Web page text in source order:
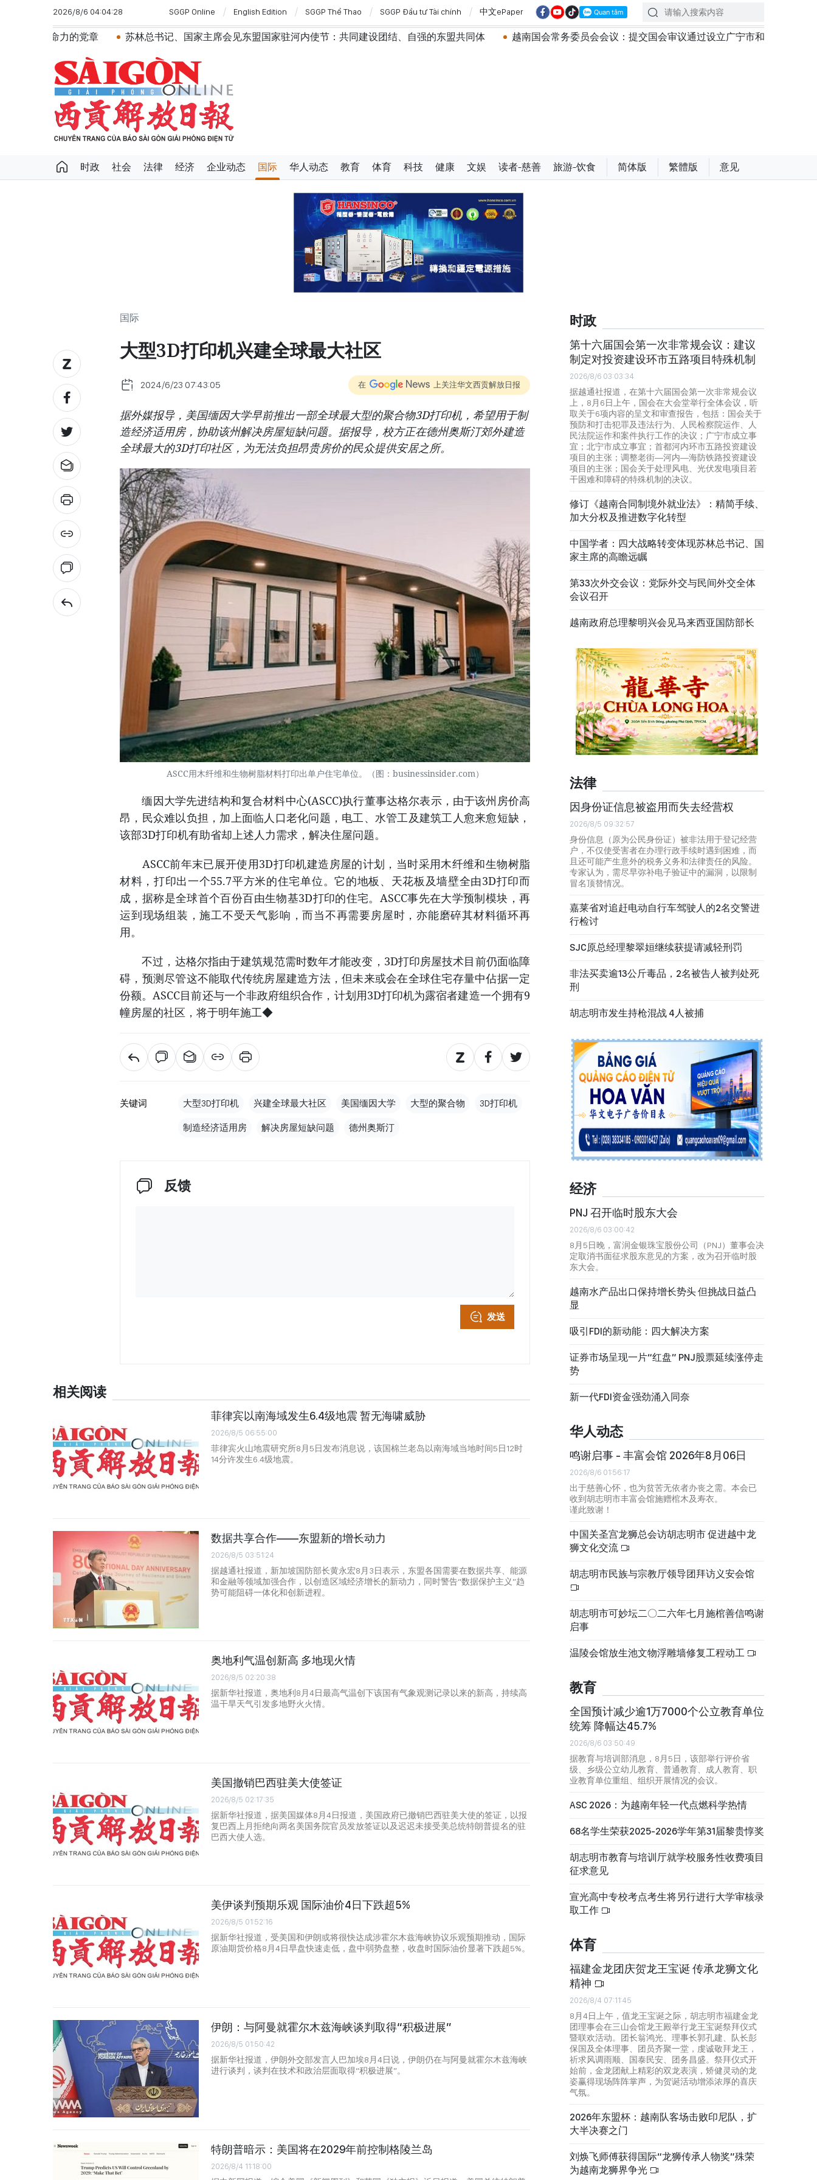
2026/8/6 04:04:28 SGGP Online English Edition SGGP Thể Thao SGGP Đầu tư Tài chính 中文ePaper
苏林总书记、国家主席会见东盟国家驻河内使节：共同建设团结、自强的东盟共同体 越南国会常务委员会会议：提交国会审议通过设立广宁市和北宁市《决议》
时政 社会 法律 经济 企业动态 国际 华人动态 教育 体育 科技 健康 文娱 读者-慈善 旅游-饮食 简体版 繁體版 意见
国际
大型3D打印机兴建全球最大社区
2024/6/23 07:43:05 在 上关注华文西贡解放日报
据外媒报导，美国缅因大学早前推出一部全球最大型的聚合物3D打印机，希望用于制
造经济适用房，协助该州解决房屋短缺问题。据报导，校方正在德州奥斯汀郊外建造
全球最大的3D打印社区，为无法负担昂贵房价的民众提供安居之所。
ASCC用木纤维和生物树脂材料打印出单户住宅单位。（图：businessinsider.com）
缅因大学先进结构和复合材料中心(ASCC)执行董事达格尔表示，由于该州房价高
昂，民众难以负担，加上面临人口老化问题，电工、水管工及建筑工人愈来愈短缺，
该部3D打印机有助省却上述人力需求，解决住屋问题。
ASCC前年末已展开使用3D打印机建造房屋的计划，当时采用木纤维和生物树脂
材料，打印出一个55.7平方米的住宅单位。它的地板、天花板及墙壁全由3D打印而
成，据称是全球首个百份百由生物基3D打印的住宅。ASCC事先在大学预制模块，再
运到现场组装，施工不受天气影响，而当不再需要房屋时，亦能磨碎其材料循环再
用。
不过，达格尔指由于建筑规范需时数年才能改变，3D打印房屋技术目前仍面临障
碍，预测尽管这不能取代传统房屋建造方法，但未来或会在全球住宅存量中佔据一定
份额。ASCC目前还与一个非政府组织合作，计划用3D打印机为露宿者建造一个拥有9
幢房屋的社区，将于明年施工◆
关键词 大型3D打印机 兴建全球最大社区 美国缅因大学 大型的聚合物 3D打印机
制造经济适用房 解决房屋短缺问题 德州奥斯汀
反馈
发送
相关阅读
菲律宾以南海域发生6.4级地震 暂无海啸威胁
2026/8/5 06:55:00
菲律宾火山地震研究所8月5日发布消息说，该国棉兰老岛以南海域当地时间5日12时
14分许发生6.4级地震。
数据共享合作——东盟新的增长动力
2026/8/5 03:51:24
据越通社报道，新加坡国防部长黄永宏8月3日表示，东盟各国需要在数据共享、能源
和金融等领域加强合作，以创造区域经济增长的新动力，同时警告“数据保护主义”趋
势可能阻碍一体化和创新进程。
奥地利气温创新高 多地现火情
2026/8/5 02:20:38
据新华社报道，奥地利8月4日最高气温创下该国有气象观测记录以来的新高，持续高
温干旱天气引发多地野火火情。
美国撤销巴西驻美大使签证
2026/8/5 02:17:35
据新华社报道，据美国媒体8月4日报道，美国政府已撤销巴西驻美大使的签证，以报
复巴西上月拒绝向两名美国务院官员发放签证以及迟迟未接受美总统特朗普提名的驻
巴西大使人选。
美伊谈判预期乐观 国际油价4日下跌超5%
2026/8/5 01:52:16
据新华社报道，受美国和伊朗或将很快达成涉霍尔木兹海峡协议乐观预期推动，国际
原油期货价格8月4日早盘快速走低，盘中弱势盘整，收盘时国际油价显著下跌超5%。
伊朗：与阿曼就霍尔木兹海峡谈判取得“积极进展”
2026/8/5 01:50:42
据新华社报道，伊朗外交部发言人巴加埃8月4日说，伊朗仍在与阿曼就霍尔木兹海峡
进行谈判，谈判在技术和政治层面取得“积极进展”。
特朗普暗示：美国将在2029年前控制格陵兰岛
2026/8/4 11:18:00
时政
第十六届国会第一次非常规会议：建议
制定对投资建设环市五路项目特殊机制
2026/8/6 03:03:34
据越通社报道，在第十六届国会第一次非常规会议
上，8月6日上午，国会在大会堂举行全体会议，听
取关于6项内容的呈文和审查报告，包括：国会关于
预防和打击犯罪及违法行为、人民检察院运作、人
民法院运作和案件执行工作的决议；广宁市成立事
宜；北宁市成立事宜；首都河内环市五路投资建设
项目的主张；调整老街—河内—海防铁路投资建设
项目的主张；国会关于处理风电、光伏发电项目若
干困难和障碍的特殊机制的决议。
修订《越南合同制境外就业法》：精简手续、
加大分权及推进数字化转型
中国学者：四大战略转变体现苏林总书记、国
家主席的高瞻远瞩
第33次外交会议：党际外交与民间外交全体
会议召开
越南政府总理黎明兴会见马来西亚国防部长
法律
因身份证信息被盗用而失去经营权
2026/8/5 09:32:57
身份信息（原为公民身份证）被非法用于登记经营
户，不仅使受害者在办理行政手续时遇到困难，而
且还可能产生意外的税务义务和法律责任的风险。
专家认为，需尽早弥补电子验证中的漏洞，以限制
冒名顶替情况。
嘉莱省对追赶电动自行车驾驶人的2名交警进
行检讨
SJC原总经理黎翠姮继续获提请减轻刑罚
非法买卖逾13公斤毒品，2名被告人被判处死
刑
胡志明市发生持枪混战 4人被捕
经济
PNJ 召开临时股东大会
2026/8/6 03:00:42
8月5日晚，富润金银珠宝股份公司（PNJ）董事会决
定取消书面征求股东意见的方案，改为召开临时股
东大会。
越南水产品出口保持增长势头 但挑战日益凸
显
吸引FDI的新动能：四大解决方案
证券市场呈现一片“红盘” PNJ股票延续涨停走
势
新一代FDI资金强劲涌入同奈
华人动态
鸣谢启事 - 丰富会馆 2026年8月06日
2026/8/6 01:56:17
出于慈善心怀，也为贫苦无依者办丧之需。本会已
收到胡志明市丰富会馆施赠棺木及寿衣。
谨此致谢！
中国关圣宫龙狮总会访胡志明市 促进越中龙
狮文化交流
胡志明市民族与宗教厅领导团拜访义安会馆
胡志明市可妙坛二〇二六年七月施棺善信鸣谢
启事
温陵会馆放生池文物浮雕墙修复工程动工
教育
全国预计减少逾1万7000个公立教育单位
统筹 降幅达45.7%
2026/8/6 03:50:49
据教育与培训部消息，8月5日，该部举行评价省
级、乡级公立幼儿教育、普通教育、成人教育、职
业教育单位重组、组织开展情况的会议。
ASC 2026：为越南年轻一代点燃科学热情
68名学生荣获2025-2026学年第31届黎贵惇奖
胡志明市教育与培训厅就学校服务性收费项目
征求意见
宣光高中专校考点考生将另行进行大学审核录
取工作
体育
福建金龙团庆贺龙王宝诞 传承龙狮文化
精神
2026/8/4 07:11:45
8月4日上午，值龙王宝诞之际，胡志明市福建金龙
团理事会在三山会馆龙王殿举行龙王宝诞祭拜仪式
暨联欢活动。团长翁鸿光、理事长郭孔建、队长彭
保国及全体理事、团员齐聚一堂，虔诚敬拜龙王，
祈求风调雨顺、国泰民安、团务昌盛。祭拜仪式开
始前，金龙团献上精彩的双龙表演，矫健灵动的龙
姿赢得现场阵阵掌声，为贺诞活动增添浓厚的喜庆
气氛。
2026年东盟杯：越南队客场击败印尼队，扩
大半决赛之门
刘焕飞师傅获得国际“龙狮传承人物奖”殊荣
为越南龙狮界争光